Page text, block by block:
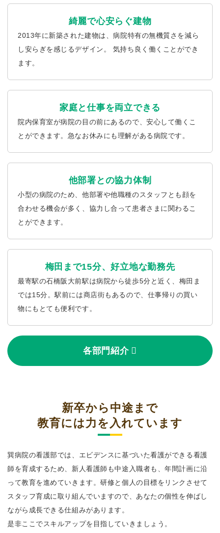
綺麗で心安らぐ建物
2013年に新築された建物は、病院特有の無機質さを減ら
し安らぎを感じるデザイン。 気持ち良く働くことができ
ます。
家庭と仕事を両立できる
院内保育室が病院の目の前にあるので、安心して働くこ
とができます。急なお休みにも理解がある病院です。
他部署との協力体制
小型の病院のため、他部署や他職種のスタッフとも顔を
合わせる機会が多く、協力し合って患者さまに関わるこ
とができます。
梅田まで15分、好立地な勤務先
最寄駅の石橋阪大前駅は病院から徒歩5分と近く、梅田ま
では15分。駅前には商店街もあるので、仕事帰りの買い
物にもとても便利です。
各部門紹介
新卒から中途まで
教育には力を入れています
巽病院の看護部では、エビデンスに基づいた看護ができる看護
師を育成するため、新人看護師も中途入職者も、年間計画に沿
って教育を進めていきます。研修と個人の目標をリンクさせて
スタッフ育成に取り組んでいますので、あなたの個性を伸ばし
ながら成長できる仕組みがあります。
是非ここでスキルアップを目指していきましょう。